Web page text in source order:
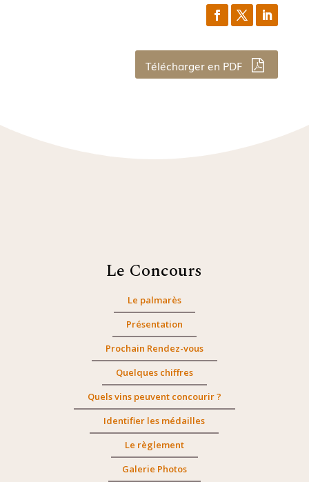
Télécharger en PDF
Le Concours
Le palmarès
Présentation
Prochain Rendez-vous
Quelques chiffres
Quels vins peuvent concourir ?
Identifier les médailles
Le règlement
Galerie Photos